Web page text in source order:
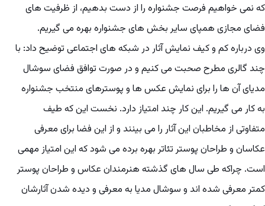
که نمی خواهیم فرصت جشنواره را از دست بدهیم، از ظرفیت های
فضای مجازی همپای سایر بخش های جشنواره بهره می گیریم.
وی درباره کم و کیف نمایش آثار در شبکه های اجتماعی توضیح داد: با
چند گالری مطرح صحبت می کنیم و در صورت توافق فضای سوشال
مدیای آن ها را برای نمایش عکس ها و پوسترهای منتخب جشنواره
به کار می گیریم. این کار چند امتیاز دارد. نخست این که طیف
متفاوتی از مخاطبان این آثار را می بینند و از این فضا برای معرفی
عکاسان و طراحان پوستر تئاتر بهره برده می شود که این امتیاز مهمی
است. چراکه طی سال های گذشته هنرمندان عکاس و طراحان پوستر
کمتر معرفی شده اند و سوشال مدیا به معرفی و دیده شدن آثارشان